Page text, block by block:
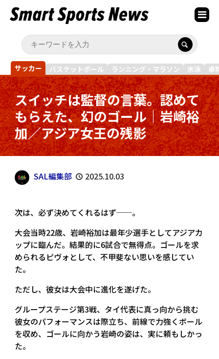
サッカー バスケットボール ランニング・マラソン 水泳 卓
スイッチは監督の言葉。認めて
もらえた、幻のゴール｜岩崎裕
加／アジア女王の残影
SAL編集部 2025.10.03
次は、必ず決めてくれるはず──。
大会当時22歳、岩崎裕加は最年少選手としてアジアカ
ップに臨んだ。結果的に6試合で無得点。ゴールを求
められるピヴォとして、不甲斐ない思いを感じてい
た。
ただし、彼女は大会中に進化を遂げた。
グループステージ第3戦、タイ代表に真っ向から挑む
彼女のパフォーマンスは際立ち、前線で力強くボール
を収め、ゴールに向かう岩崎の姿は、実に頼もしかっ
た。